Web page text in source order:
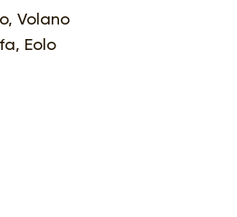
Volano
Eolo